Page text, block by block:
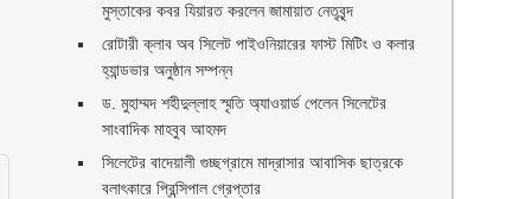
মুস্তাকের কবর যিয়ারত করলেন জামায়াত নেতৃবৃন্দ ‎
রোটারী ক্লাব অব সিলেট পাইওনিয়ারের ফাস্ট মিটিং ও কলার
হ্যান্ডভার অনুষ্ঠান সম্পন্ন
ড. মুহাম্মদ শহীদুল্লাহ স্মৃতি অ্যাওয়ার্ড পেলেন সিলেটের
সাংবাদিক মাহবুব আহমদ
সিলেটের বাদেয়ালী গুচ্ছগ্রামে মাদ্রাসার আবাসিক ছাত্রকে
বলাৎকারে প্রিন্সিপাল গ্রেপ্তার ‎